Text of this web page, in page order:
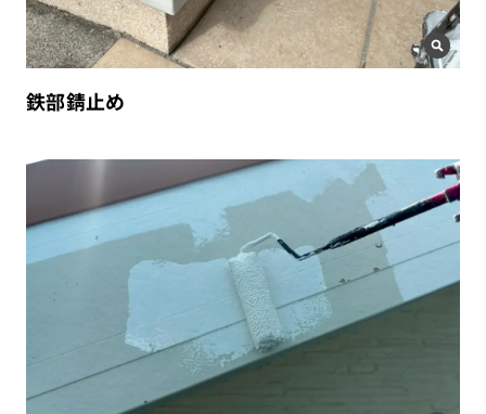
鉄部錆止め